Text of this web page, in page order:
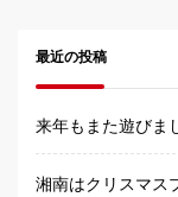
最近の投稿
来年もまた遊びま
湘南はクリスマス